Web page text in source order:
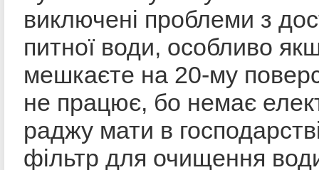
виключені проблеми з
питної води, особливо
мешкаєте на 20-му
не працює, бо немає
раджу мати в
фільтр для очищення